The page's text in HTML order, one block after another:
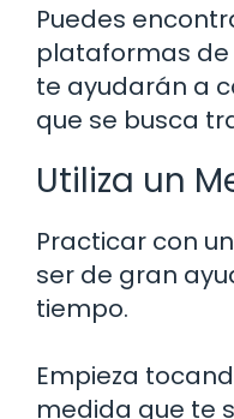
Puedes
plataformas de
te ayudarán a
que se busca
Utiliza un
Practicar con
ser de gran
tiempo.
Empieza
medida que te